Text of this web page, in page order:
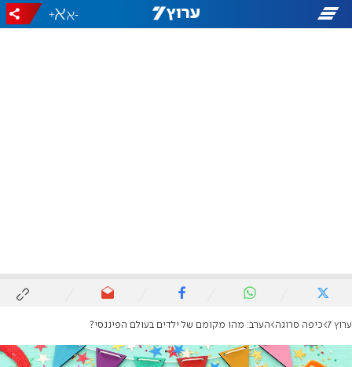
-
+
ערוץ 7 כיפה סרוגה הערב: מהו מקומם של ילדים בעולם הפיננסי?